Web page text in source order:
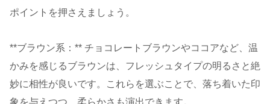
ポイントを押さえましょう。
**ブラウン系：** チョコレートブラウンやココアなど、温
かみを感じるブラウンは、フレッシュタイプの明るさと絶
妙に相性が良いです。これらを選ぶことで、落ち着いた印
象を与えつつ、柔らかさも演出できます。